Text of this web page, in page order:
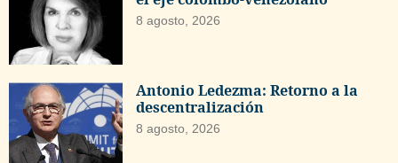
8 agosto, 2026
Antonio Ledezma: Retorno a la
descentralización
8 agosto, 2026